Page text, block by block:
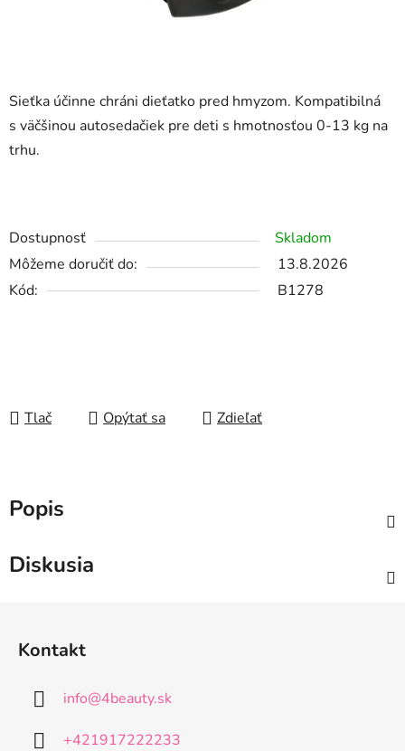
Sieťka účinne chráni dieťatko pred hmyzom. Kompatibilná
s väčšinou autosedačiek pre deti s hmotnosťou 0-13 kg na
trhu.
Dostupnosť
Skladom
Môžeme doručiť do:
13.8.2026
Kód:
B1278
Tlač Opýtať sa Zdieľať
Popis
Diskusia
Kontakt
info@4beauty.sk
+421917222233